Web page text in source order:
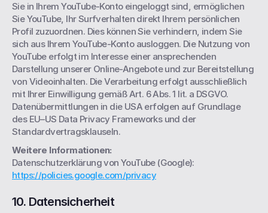
Sie in Ihrem YouTube-Konto eingeloggt sind, ermöglichen
Sie YouTube, Ihr Surfverhalten direkt Ihrem persönlichen
Profil zuzuordnen. Dies können Sie verhindern, indem Sie
sich aus Ihrem YouTube-Konto ausloggen. Die Nutzung von
YouTube erfolgt im Interesse einer ansprechenden
Darstellung unserer Online-Angebote und zur Bereitstellung
von Videoinhalten. Die Verarbeitung erfolgt ausschließlich
mit Ihrer Einwilligung gemäß Art. 6 Abs. 1 lit. a DSGVO.
Datenübermittlungen in die USA erfolgen auf Grundlage
des EU–US Data Privacy Frameworks und der
Standardvertragsklauseln.
Weitere Informationen:
https://policies.google.com/privacy
10. Datensicherheit